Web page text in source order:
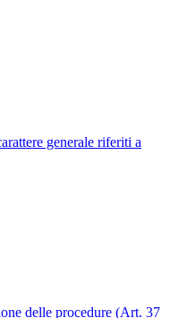
generale riferiti a
delle procedure (Art. 37